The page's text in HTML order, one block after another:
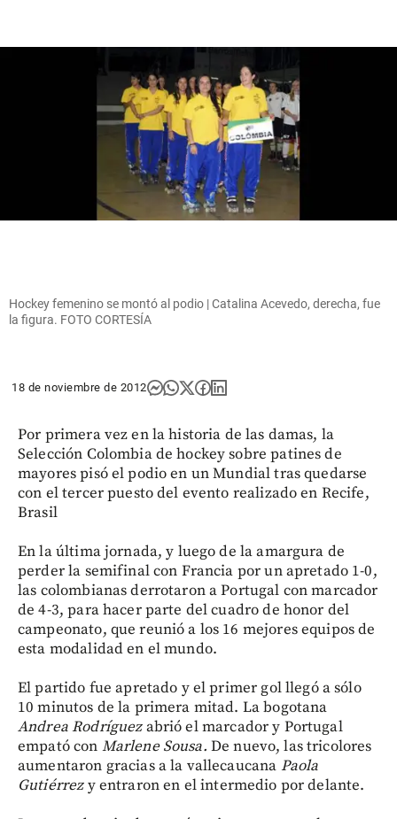
Hockey femenino se montó al podio | Catalina Acevedo, derecha, fue
la figura. FOTO CORTESÍA
18 de noviembre de 2012
Por primera vez en la historia de las damas, la
Selección Colombia de hockey sobre patines de
mayores pisó el podio en un Mundial tras quedarse
con el tercer puesto del evento realizado en Recife,
Brasil
En la última jornada, y luego de la amargura de
perder la semifinal con Francia por un apretado 1-0,
las colombianas derrotaron a Portugal con marcador
de 4-3, para hacer parte del cuadro de honor del
campeonato, que reunió a los 16 mejores equipos de
esta modalidad en el mundo.
El partido fue apretado y el primer gol llegó a sólo
10 minutos de la primera mitad. La bogotana
Andrea Rodríguezabrió el marcador y Portugal
empató con Marlene Sousa. De nuevo, las tricolores
aumentaron gracias a la vallecaucana Paola
Gutiérrezy entraron en el intermedio por delante.